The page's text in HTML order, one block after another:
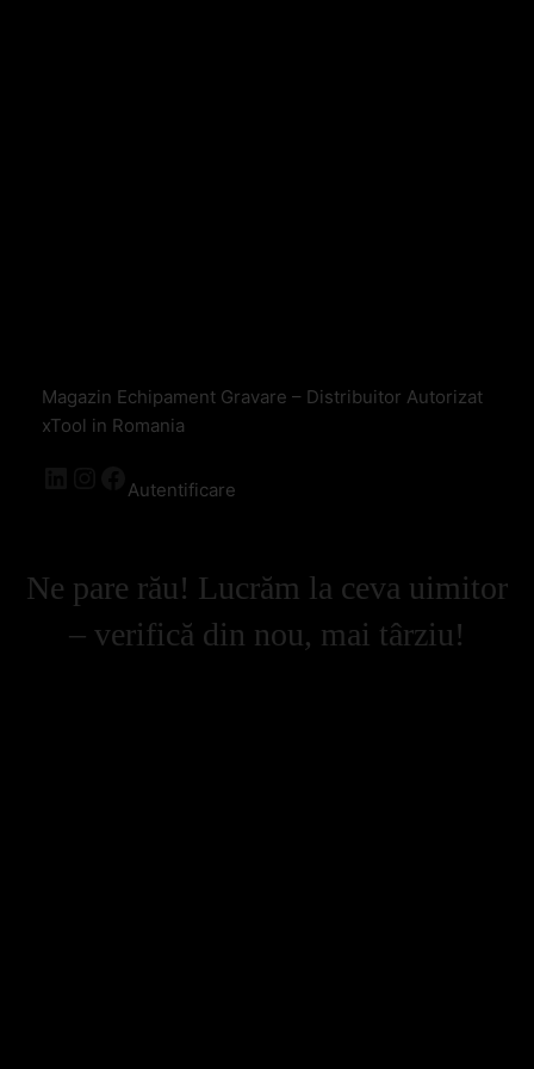
Magazin Echipament Gravare – Distribuitor Autorizat
xTool in Romania
Autentificare
Ne pare rău! Lucrăm la ceva uimitor
– verifică din nou, mai târziu!